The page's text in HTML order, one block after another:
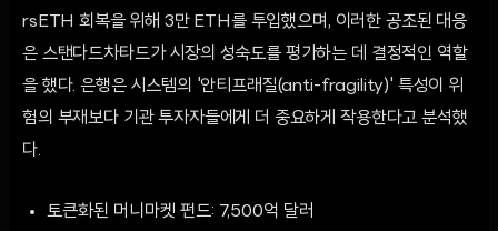
rsETH 회복을 위해 3만 ETH를 투입했으며, 이러한 공조된 대응
은 스탠다드차타드가 시장의 성숙도를 평가하는 데 결정적인 역할
을 했다. 은행은 시스템의 '안티프래질(anti-fragility)' 특성이 위
험의 부재보다 기관 투자자들에게 더 중요하게 작용한다고 분석했
다.
토큰화된 머니마켓 펀드: 7,500억 달러